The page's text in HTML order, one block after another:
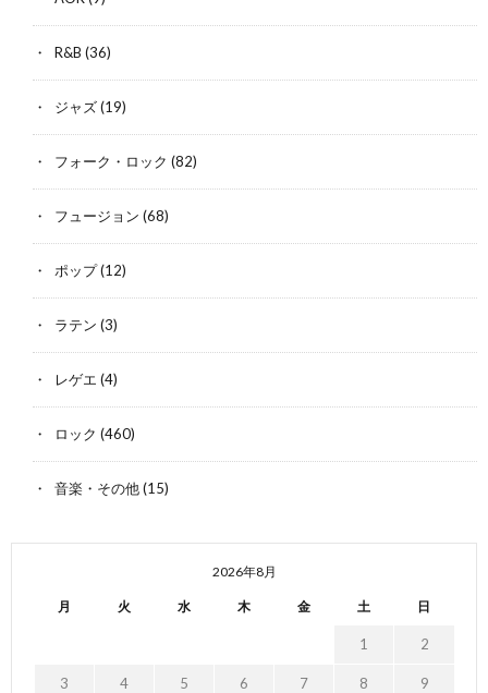
R&B (36)
ジャズ(19)
フォーク・ロック (82)
フュージョン (68)
ポップ(12)
ラテン (3)
レゲエ (4)
ロック (460)
音楽・その他(15)
2026年8月
月 火 水 木 金 土 日
1 2
3 4 5 6 7 8 9